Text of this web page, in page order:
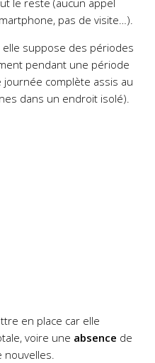
le reste (aucun appel
pas de visite…).
elle suppose des périodes
pendant une période
complète assis au
dans un endroit isolé).
en place car elle
voire une absence de
nouvelles.